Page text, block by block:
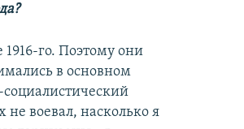
го. Поэтому они
в основном
воевал, насколько я